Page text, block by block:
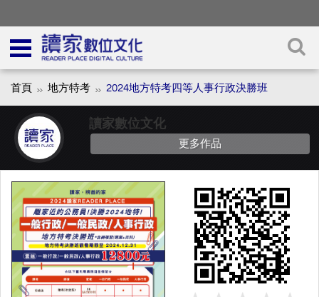
首頁 地方特考 2024地方特考四等人事行政決勝班
讀家數位文化
更多作品